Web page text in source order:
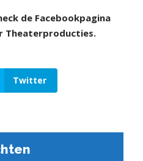
de Facebookpagina
Theaterproducties.
Twitter